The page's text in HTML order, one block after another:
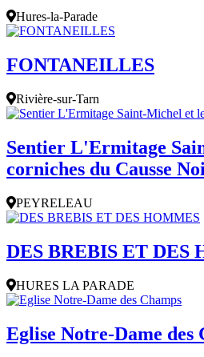
Hures-la-Parade
FONTANEILLES
Rivière-sur-Tarn
Sentier L'Ermitage
corniches du Causse
PEYRELEAU
DES BREBIS ET DES
HURES LA PARADE
Eglise Notre-Dame des